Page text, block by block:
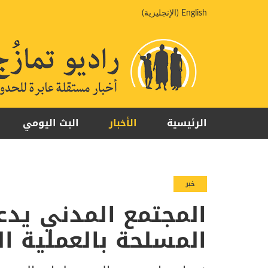
English
( الإنجليزية)
الرئيسية الأخبار البث اليومي
خبر
المجتمع المدني
المسلحة